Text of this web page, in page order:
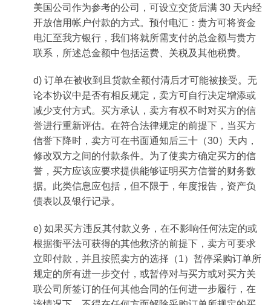
美国公司作为参考的公司，可设立交货后满 30 天内经
开放信用帐户付款的方式。预付电汇：贵方可将资金
电汇至我方银行，我们将就所需支付的总金额与贵方
联系，所述总金额中包括运费、关税及其他税费。
d) 订单在被收到且货款全额付清后才可能被接受。无
论本协议中是否有相反规定，卖方可自行决定增添或
减少支付方式。买方承认，卖方有权不时对买方的信
誉进行重新评估。在符合法律规定的前提下，当买方
信誉下降时，卖方可在书面通知后三十（30）天内，
修改双方之间的付款条件。为了使卖方确定买方的信
誉，买方应该应要求提供能够证明买方信誉的财务数
据。此类信息应包括，但不限于，年度报告，资产负
债表以及银行记录。
e) 如果买方违反其付款义务，在不影响任何法定的或
根据衡平法可获得的其他救济的前提下，卖方可要求
立即付款，并且按照卖方的选择（1）暂停采购订单所
规定的所有进一步交付，或暂停对与买方或对买方关
联公司所签订的任何其他合同的任何进一步履行，在